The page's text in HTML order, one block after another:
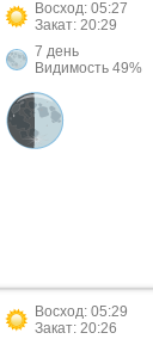
Восход: 05:27
Закат: 20:29
7 день
Видимость 49%
Восход: 05:29
Закат: 20:26